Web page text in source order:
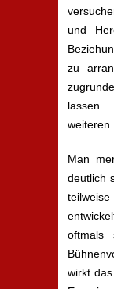
und
zu
weiteren
Man
deutlich
oftmals
wirkt